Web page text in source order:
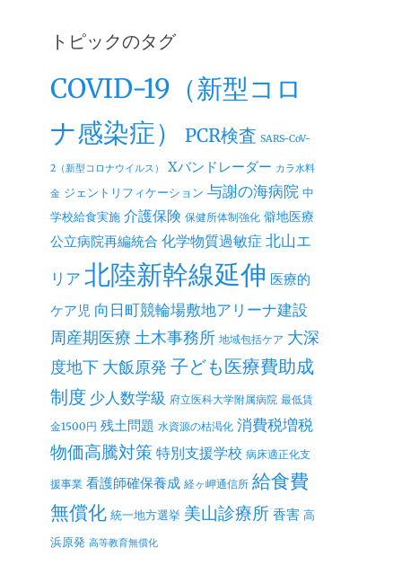
イ
ブ
トピックのタグ
COVID-19（新型コロ
ナ感染症）
PCR検査 SARS-CoV-
2（新型コロナウイルス） Xバンドレーダー カラ水料
金 ジェントリフィケーション 与謝の海病院 中
学校給食実施 介護保険 保健所体制強化 僻地医療
公立病院再編統合 化学物質過敏症 北山エ
リア 北陸新幹線延伸 医療的
ケア児 向日町競輪場敷地アリーナ建設
周産期医療 土木事務所 地域包括ケア 大深
度地下 大飯原発 子ども医療費助成
制度 少人数学級 府立医科大学附属病院 最低賃
金1500円 残土問題 水資源の枯渇化 消費税増税
物価高騰対策 特別支援学校 病床適正化支
援事業 看護師確保養成 経ヶ岬通信所 給食費
無償化 統一地方選挙 美山診療所 香害 高
浜原発 高等教育無償化